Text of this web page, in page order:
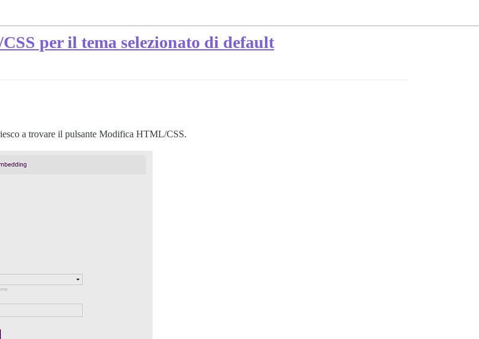
per il tema selezionato di default
a trovare il pulsante Modifica HTML/CSS.